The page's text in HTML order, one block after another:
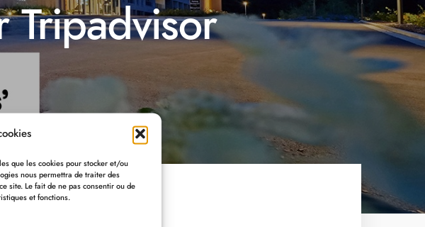
que les cookies pour stocker et/ou
nous permettra de traiter des
site. Le fait de ne pas consentir ou de
et fonctions.
Tripadvisor